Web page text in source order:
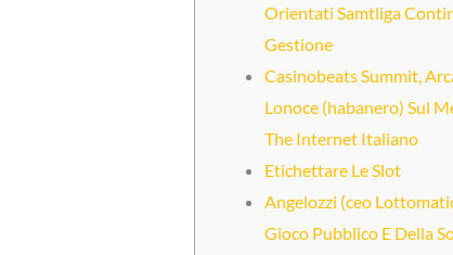
Orientati Samtliga
Gestione
Casinobeats Summit,
Lonoce (habanero) Sul
The Internet Italiano
Etichettare Le Slot
Angelozzi (ceo
Gioco Pubblico E Della